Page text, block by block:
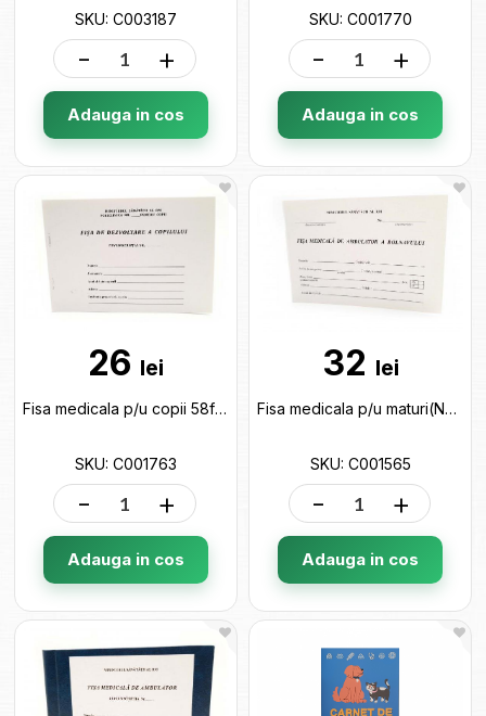
SKU: C003187
- +
Adauga in cos
SKU: C001770
- +
Adauga in cos
26 lei
Fisa medicala p/u copii 58file C001763
SKU: C001763
- +
Adauga in cos
32 lei
Fisa medicala p/u maturi(NEW) liniata 96 FOI C001565
SKU: C001565
- +
Adauga in cos